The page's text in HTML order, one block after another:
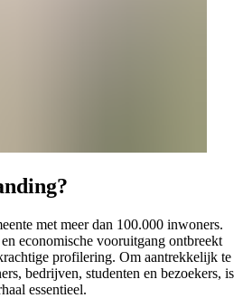
met meer dan 100.000 inwoners.
economische vooruitgang ontbreekt
profilering. Om aantrekkelijk te
bedrijven, studenten en bezoekers, is
essentieel.